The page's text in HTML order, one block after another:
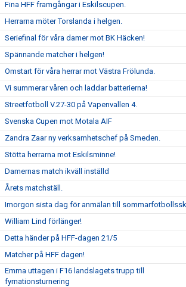
Fina HFF framgångar i Eskilscupen.
Herrarna möter Torslanda i helgen.
Seriefinal för våra damer mot BK Häcken!
Spännande matcher i helgen!
Omstart för våra herrar mot Västra Frölunda.
Vi summerar våren och laddar batterierna!
Streetfotboll V.27-30 på Vapenvallen 4.
Svenska Cupen mot Motala AIF
Zandra Zaar ny verksamhetschef på Smeden.
Stötta herrarna mot Eskilsminne!
Damernas match ikväll inställd
Årets matchställ.
Imorgon sista dag för anmälan till
William Lind förlänger!
Detta händer på HFF-dagen 21/5
Matcher på HFF dagen!
Emma uttagen i F16 landslagets trupp till
fyrnationsturnering